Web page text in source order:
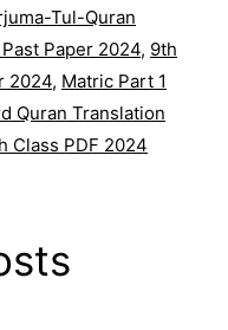
Tul-Quran
Paper 2024, 9th
2024, Matric Part 1
Quran Translation
Class PDF 2024